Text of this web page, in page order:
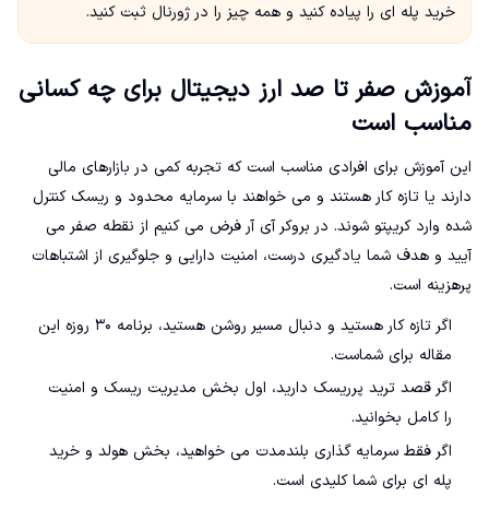
خرید پله ای را پیاده کنید و همه چیز را در ژورنال ثبت کنید.
آموزش صفر تا صد ارز دیجیتال برای چه کسانی
مناسب است
این آموزش برای افرادی مناسب است که تجربه کمی در بازارهای مالی
دارند یا تازه کار هستند و می خواهند با سرمایه محدود و ریسک کنترل
شده وارد کریپتو شوند. در بروکر آی آر فرض می کنیم از نقطه صفر می
آیید و هدف شما یادگیری درست، امنیت دارایی و جلوگیری از اشتباهات
پرهزینه است.
اگر تازه کار هستید و دنبال مسیر روشن هستید، برنامه ۳۰ روزه این
مقاله برای شماست.
اگر قصد ترید پرریسک دارید، اول بخش مدیریت ریسک و امنیت
را کامل بخوانید.
اگر فقط سرمایه گذاری بلندمدت می خواهید، بخش هولد و خرید
پله ای برای شما کلیدی است.